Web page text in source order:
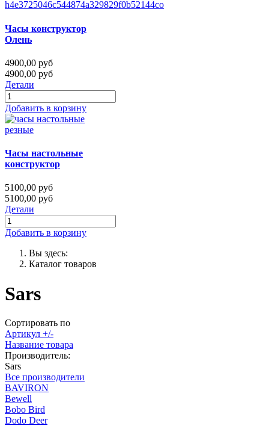
Часы конструктор
Олень
4900,00 руб
4900,00 руб
Детали
Добавить в корзину
Часы настольные
конструктор
5100,00 руб
5100,00 руб
Детали
Добавить в корзину
Вы здесь:
Каталог товаров
Sars
Сортировать по
Артикул +/-
Название товара
Производитель:
Sars
Все производители
BAVIRON
Bewell
Bobo Bird
Dodo Deer